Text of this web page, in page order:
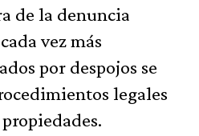
de la denuncia
vez más
por despojos se
legales